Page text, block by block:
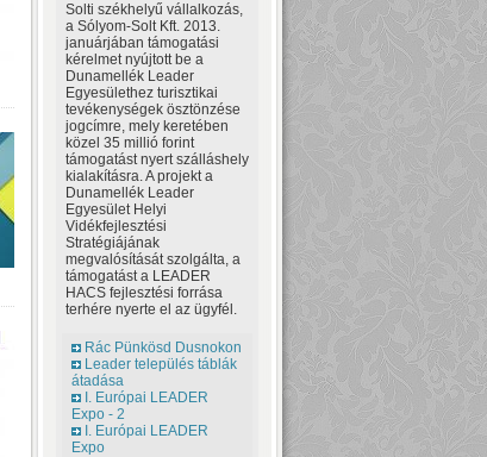
Solti székhelyű vállalkozás,
a Sólyom-Solt Kft. 2013.
januárjában támogatási
kérelmet nyújtott be a
Dunamellék Leader
Egyesülethez turisztikai
tevékenységek ösztönzése
jogcímre, mely keretében
közel 35 millió forint
támogatást nyert szálláshely
kialakításra. A projekt a
Dunamellék Leader
Egyesület Helyi
Vidékfejlesztési
Stratégiájának
megvalósítását szolgálta, a
támogatást a LEADER
HACS fejlesztési forrása
terhére nyerte el az ügyfél.
Rác Pünkösd Dusnokon
Leader település táblák
átadása
I. Európai LEADER
Expo - 2
I. Európai LEADER
Expo